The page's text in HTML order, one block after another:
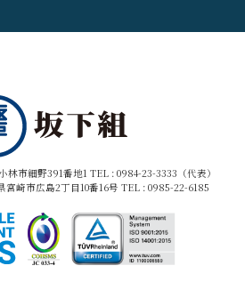
林市細野391番地1 TEL : 0984-23-3333（代表）
宮崎市広島2丁目10番16号 TEL : 0985-22-6185